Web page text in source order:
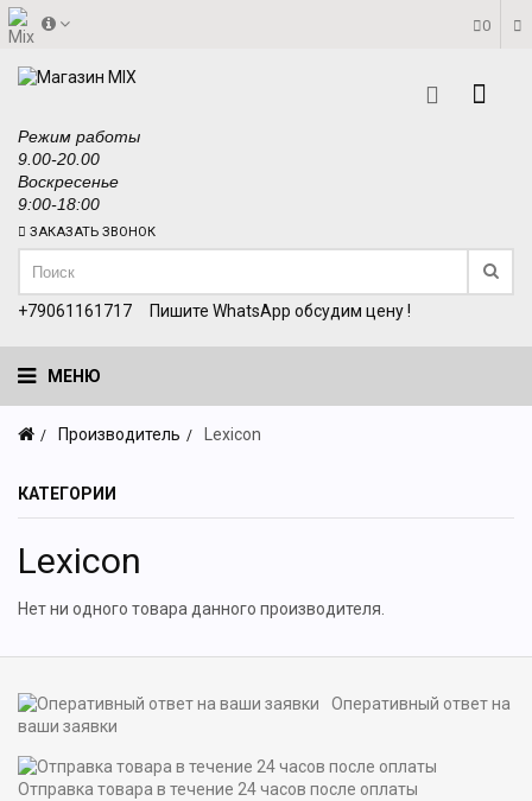
0
Режим работы
9.00-20.00
Воскресенье
9:00-18:00
ЗАКАЗАТЬ ЗВОНОК
+79061161717 Пишите WhatsApp обсудим цену !
МЕНЮ
Производитель Lexicon
КАТЕГОРИИ
Lexicon
Нет ни одного товара данного производителя.
Оперативный ответ на
ваши заявки
Отправка товара в течение 24 часов после оплаты